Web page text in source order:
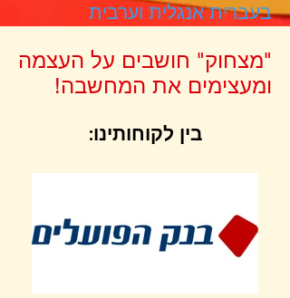
בעברית אנגלית וערבית
"מצחוק" חושבים על העצמה
ומעצימים את המחשבה!
:בין לקוחותינו